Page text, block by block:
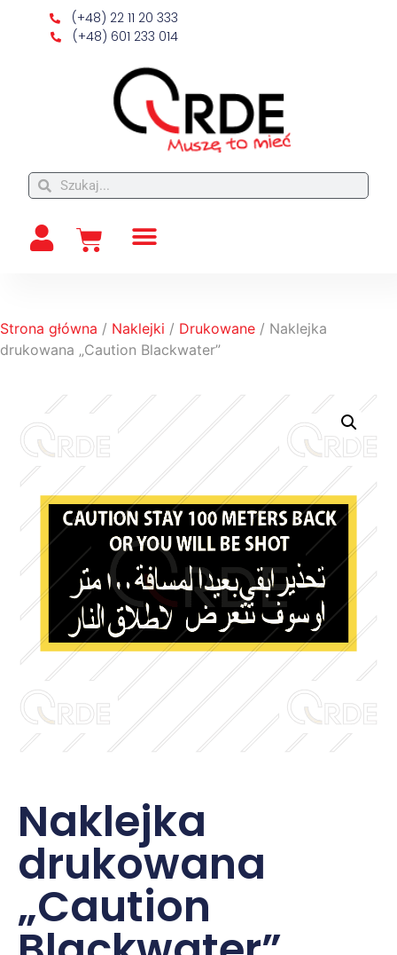
(+48) 22 11 20 333
(+48) 601 233 014
Strona główna / Naklejki / Drukowane / Naklejka
drukowana „Caution Blackwater”
Naklejka
drukowana
„Caution